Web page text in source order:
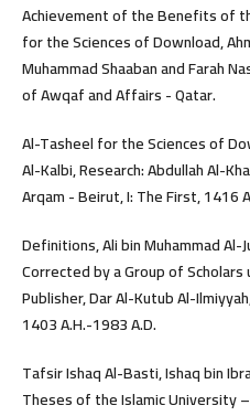
Achievement of the Benefits of
for the Sciences of Download,
Muhammad Shaaban and Farah
of Awqaf and Affairs - Qatar.
Al-Tasheel for the Sciences of
Al-Kalbi, Research: Abdullah Al-
Arqam - Beirut, I: The First, 1416
Definitions, Ali bin Muhammad Al-
Corrected by a Group of
Publisher, Dar Al-Kutub Al-
1403 A.H.-1983 A.D.
Tafsir Ishaq Al-Basti, Ishaq bin
Theses of the Islamic University